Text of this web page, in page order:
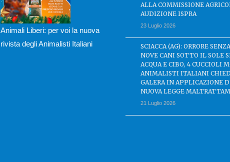
Animali Liberi: per voi la nuova
rivista degli Animalisti Italiani
ALLA COMMISSIONE
AUDIZIONE ISPRA
23 Luglio 2026
SCIACCA (AG): ORRORE
NOVE CANI SOTTO IL SOLE
ACQUA E CIBO, 4 CUCCIOLI
ANIMALISTI ITALIANI
GALERA IN APPLICAZIONE
NUOVA LEGGE
21 Luglio 2026